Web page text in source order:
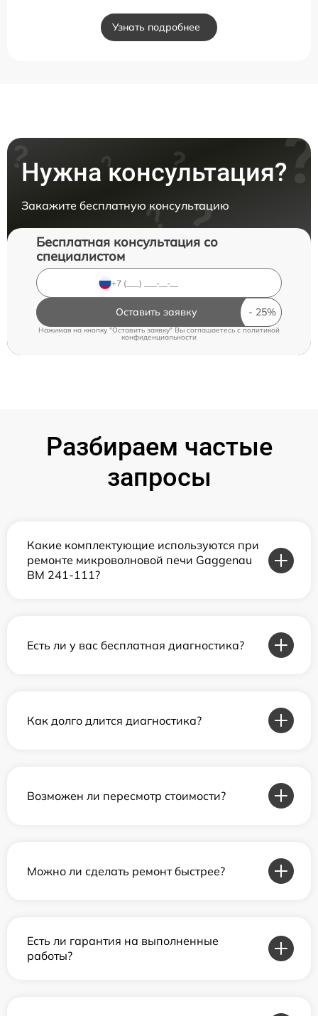
Узнать подробнее
Нужна консультация?
Закажите бесплатную консультацию
Бесплатная консультация со
специалистом
Оставить заявку
Нажимая на кнопку "Оставить заявку" Вы соглашаетесь c политикой
конфиденциальности
Разбираем частые
запросы
Какие комплектующие используются при
ремонте микроволновой печи Gaggenau
BM 241-111?
Есть ли у вас бесплатная диагностика?
Как долго длится диагностика?
Возможен ли пересмотр стоимости?
Можно ли сделать ремонт быстрее?
Есть ли гарантия на выполненные
работы?